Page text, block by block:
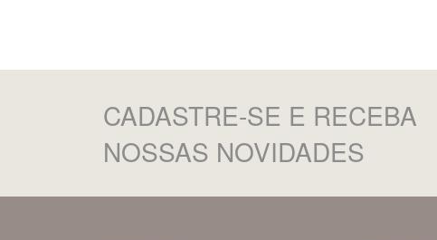
CADASTRE-SE E RECEBA
NOSSAS NOVIDADES